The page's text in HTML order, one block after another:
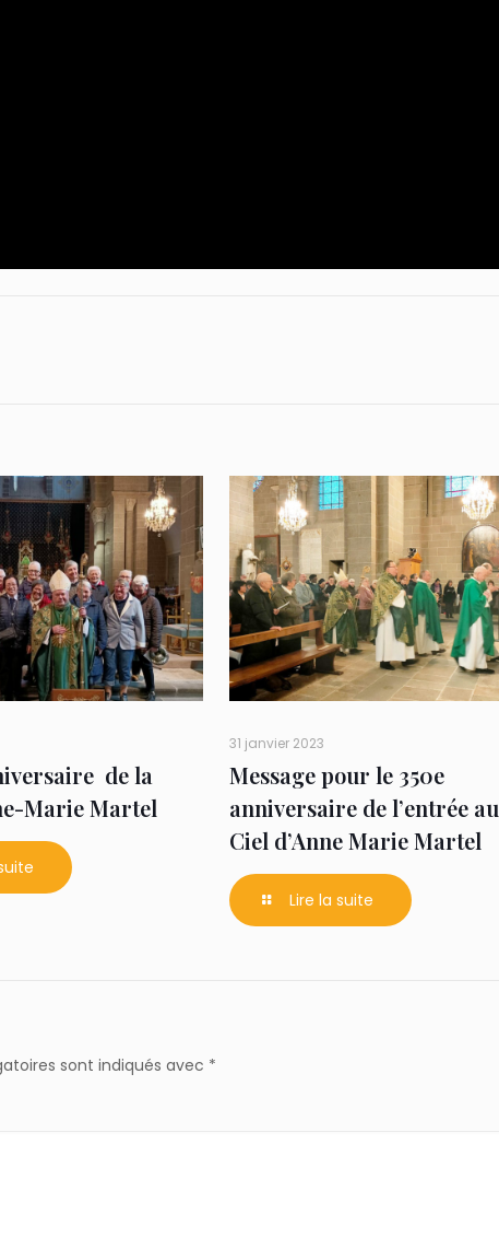
de la
Marie Martel
31 janvier 2023
Message pour le 350e
anniversaire de l’entrée au
Ciel d’Anne Marie Martel
Lire la suite
sont indiqués avec *